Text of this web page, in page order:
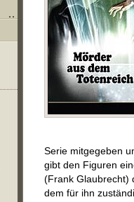
Serie mitgegeben
gibt den Figuren
(Frank Glaubrecht)
dem für ihn